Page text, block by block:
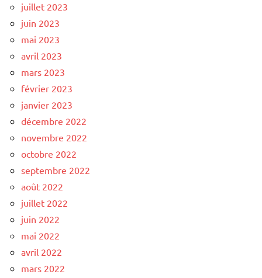
juillet 2023
juin 2023
mai 2023
avril 2023
mars 2023
février 2023
janvier 2023
décembre 2022
novembre 2022
octobre 2022
septembre 2022
août 2022
juillet 2022
juin 2022
mai 2022
avril 2022
mars 2022